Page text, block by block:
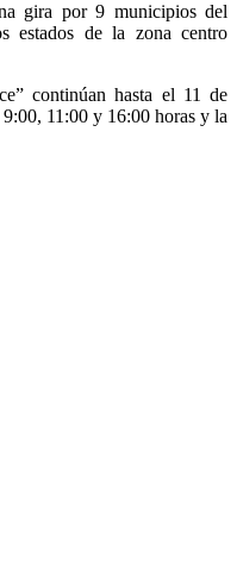
gira por 9 municipios del
estados de la zona centro
continúan hasta el 11 de
11:00 y 16:00 horas y la